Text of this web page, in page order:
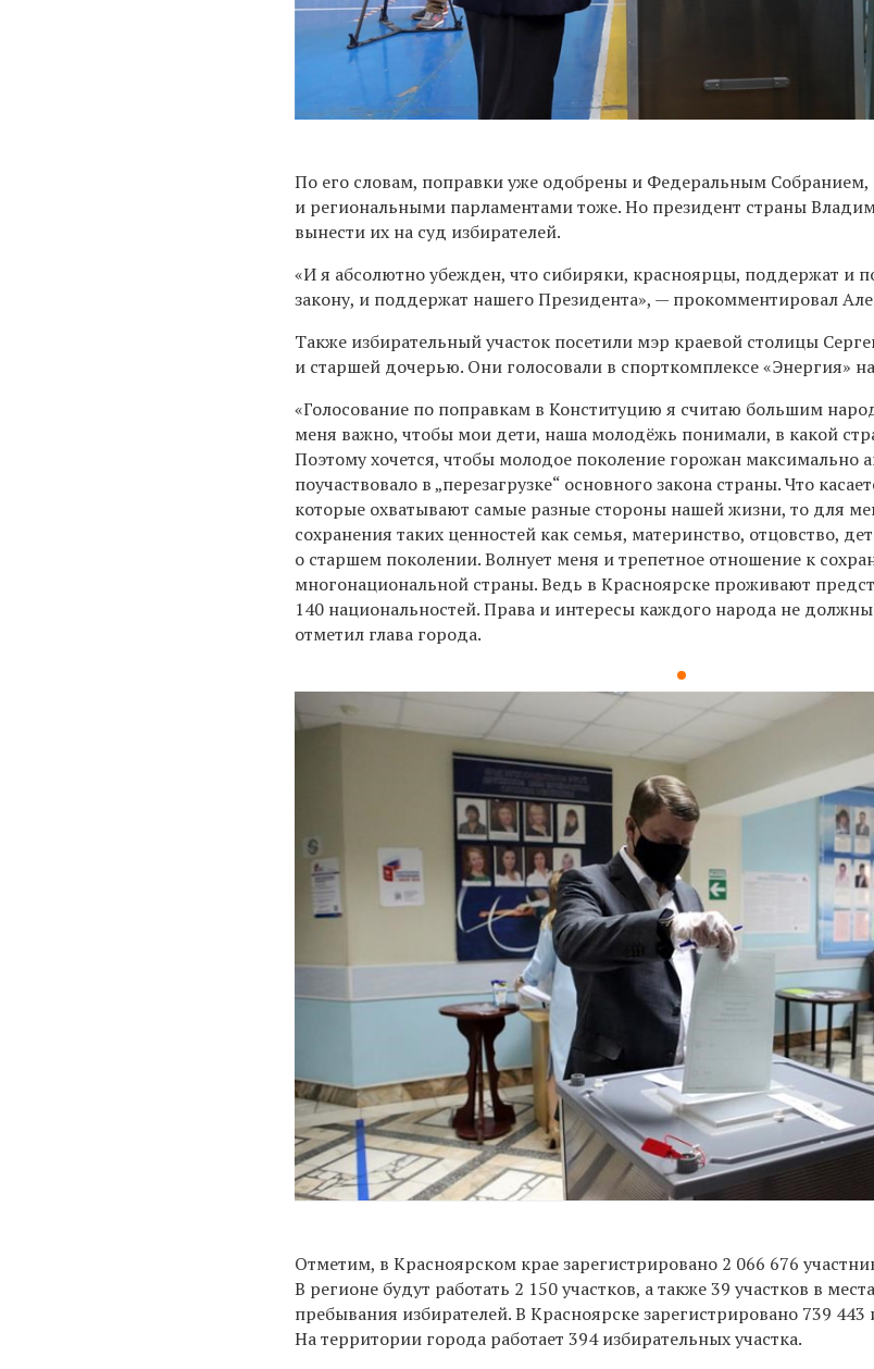
По его словам, поправки уже одобрены и Федеральным Собранием,
и региональными парламентами тоже. Но президент страны
вынести их на суд избирателей.
«И я абсолютно убежден, что сибиряки, красноярцы, поддержат и
закону, и поддержат нашего Президента», — прокомментировал
Также избирательный участок посетили мэр краевой столицы
и старшей дочерью. Они голосовали в спорткомплексе «Энергия»
«Голосование по поправкам в Конституцию я считаю большим
меня важно, чтобы мои дети, наша молодёжь понимали, в какой
Поэтому хочется, чтобы молодое поколение горожан максимально
поучаствовало в „перезагрузке“ основного закона страны. Что
которые охватывают самые разные стороны нашей жизни, то для
сохранения таких ценностей как семья, материнство, отцовство,
о старшем поколении. Волнует меня и трепетное отношение к
многонациональной страны. Ведь в Красноярске проживают
140 национальностей. Права и интересы каждого народа не
отметил глава города.
Отметим, в Красноярском крае зарегистрировано 2 066 676
В регионе будут работать 2 150 участков, а также 39 участков в
пребывания избирателей. В Красноярске зарегистрировано 739 443
На территории города работает 394 избирательных участка.